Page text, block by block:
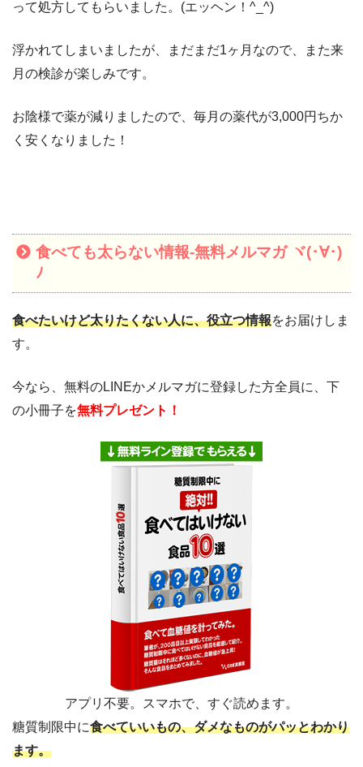
って処方してもらいました。(エッヘン！^_^)
浮かれてしまいましたが、まだまだ1ヶ月なので、また来
月の検診が楽しみです。
お陰様で薬が減りましたので、毎月の薬代が3,000円ちか
く安くなりました！
食べても太らない情報-無料メルマガ ヾ(･∀･)
ﾉ
食べたいけど太りたくない人に、役立つ情報をお届けしま
す。
今なら、無料のLINEかメルマガに登録した方全員に、下
の小冊子を無料プレゼント！
アプリ不要。スマホで、すぐ読めます。
糖質制限中に食べていいもの、ダメなものがパッとわかり
ます。